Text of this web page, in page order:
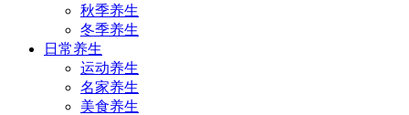
秋季养生
冬季养生
日常养生
运动养生
名家养生
美食养生